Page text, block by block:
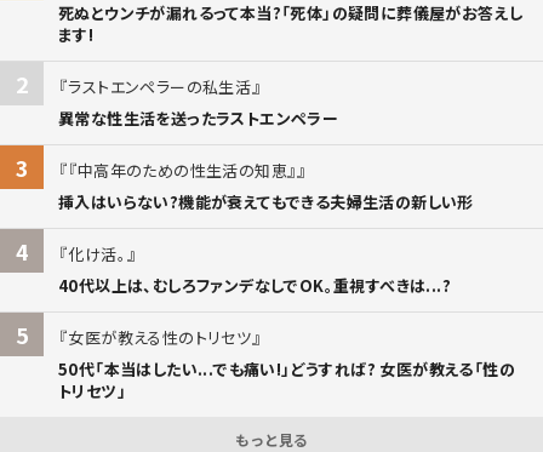
死ぬとウンチが漏れるって本当?「死体」の疑問に葬儀屋がお答えし
ます!
2
ラストエンペラーの私生活
異常な性生活を送ったラストエンペラー
3
『中高年のための性生活の知恵』
挿入はいらない?機能が衰えてもできる夫婦生活の新しい形
4
化け活。
40代以上は、むしろファンデなしでOK。重視すべきは...?
5
女医が教える性のトリセツ
50代「本当はしたい...でも痛い!」どうすれば? 女医が教える「性の
トリセツ」
もっと見る